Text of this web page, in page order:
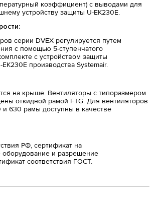
коэффициент) с выводами для
устройству защиты U-EK230E.
серии DVEX регулируется путем
с помощью 5-ступенчатого
с устройством защиты
производства Systemair.
на крыше. Вентиляторы с типоразмером
откидной рамой FTG. Для вентиляторов
630 рамы доступны в качестве
РФ, сертификат на
и разрешение
соответствия ГОСТ.